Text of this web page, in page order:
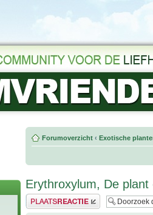
Forumoverzicht ‹ Exotische
Erythroxylum, De
Plaats een reactie